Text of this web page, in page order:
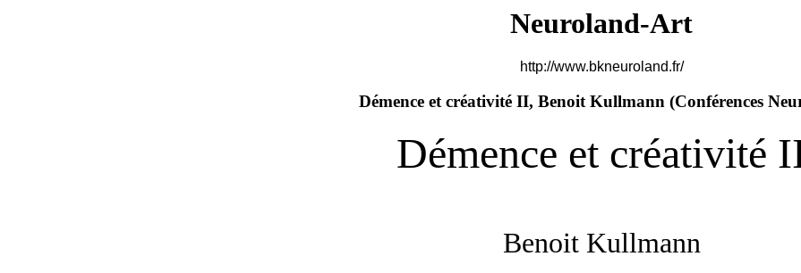
Neuroland-Art
http://www.bkneuroland.fr/
Démence et créativité II, Benoit Kullmann (Conférences
Démence et créativité
Benoit Kullmann